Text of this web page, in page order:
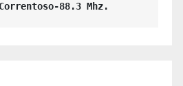
88.3 Mhz.